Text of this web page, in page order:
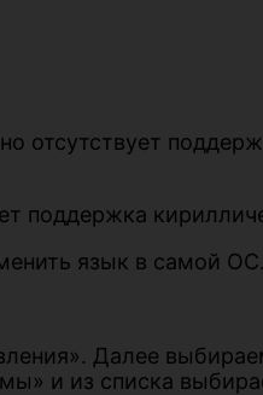
отсутствует
поддержка
язык в самой ОС.
Далее
и из списка